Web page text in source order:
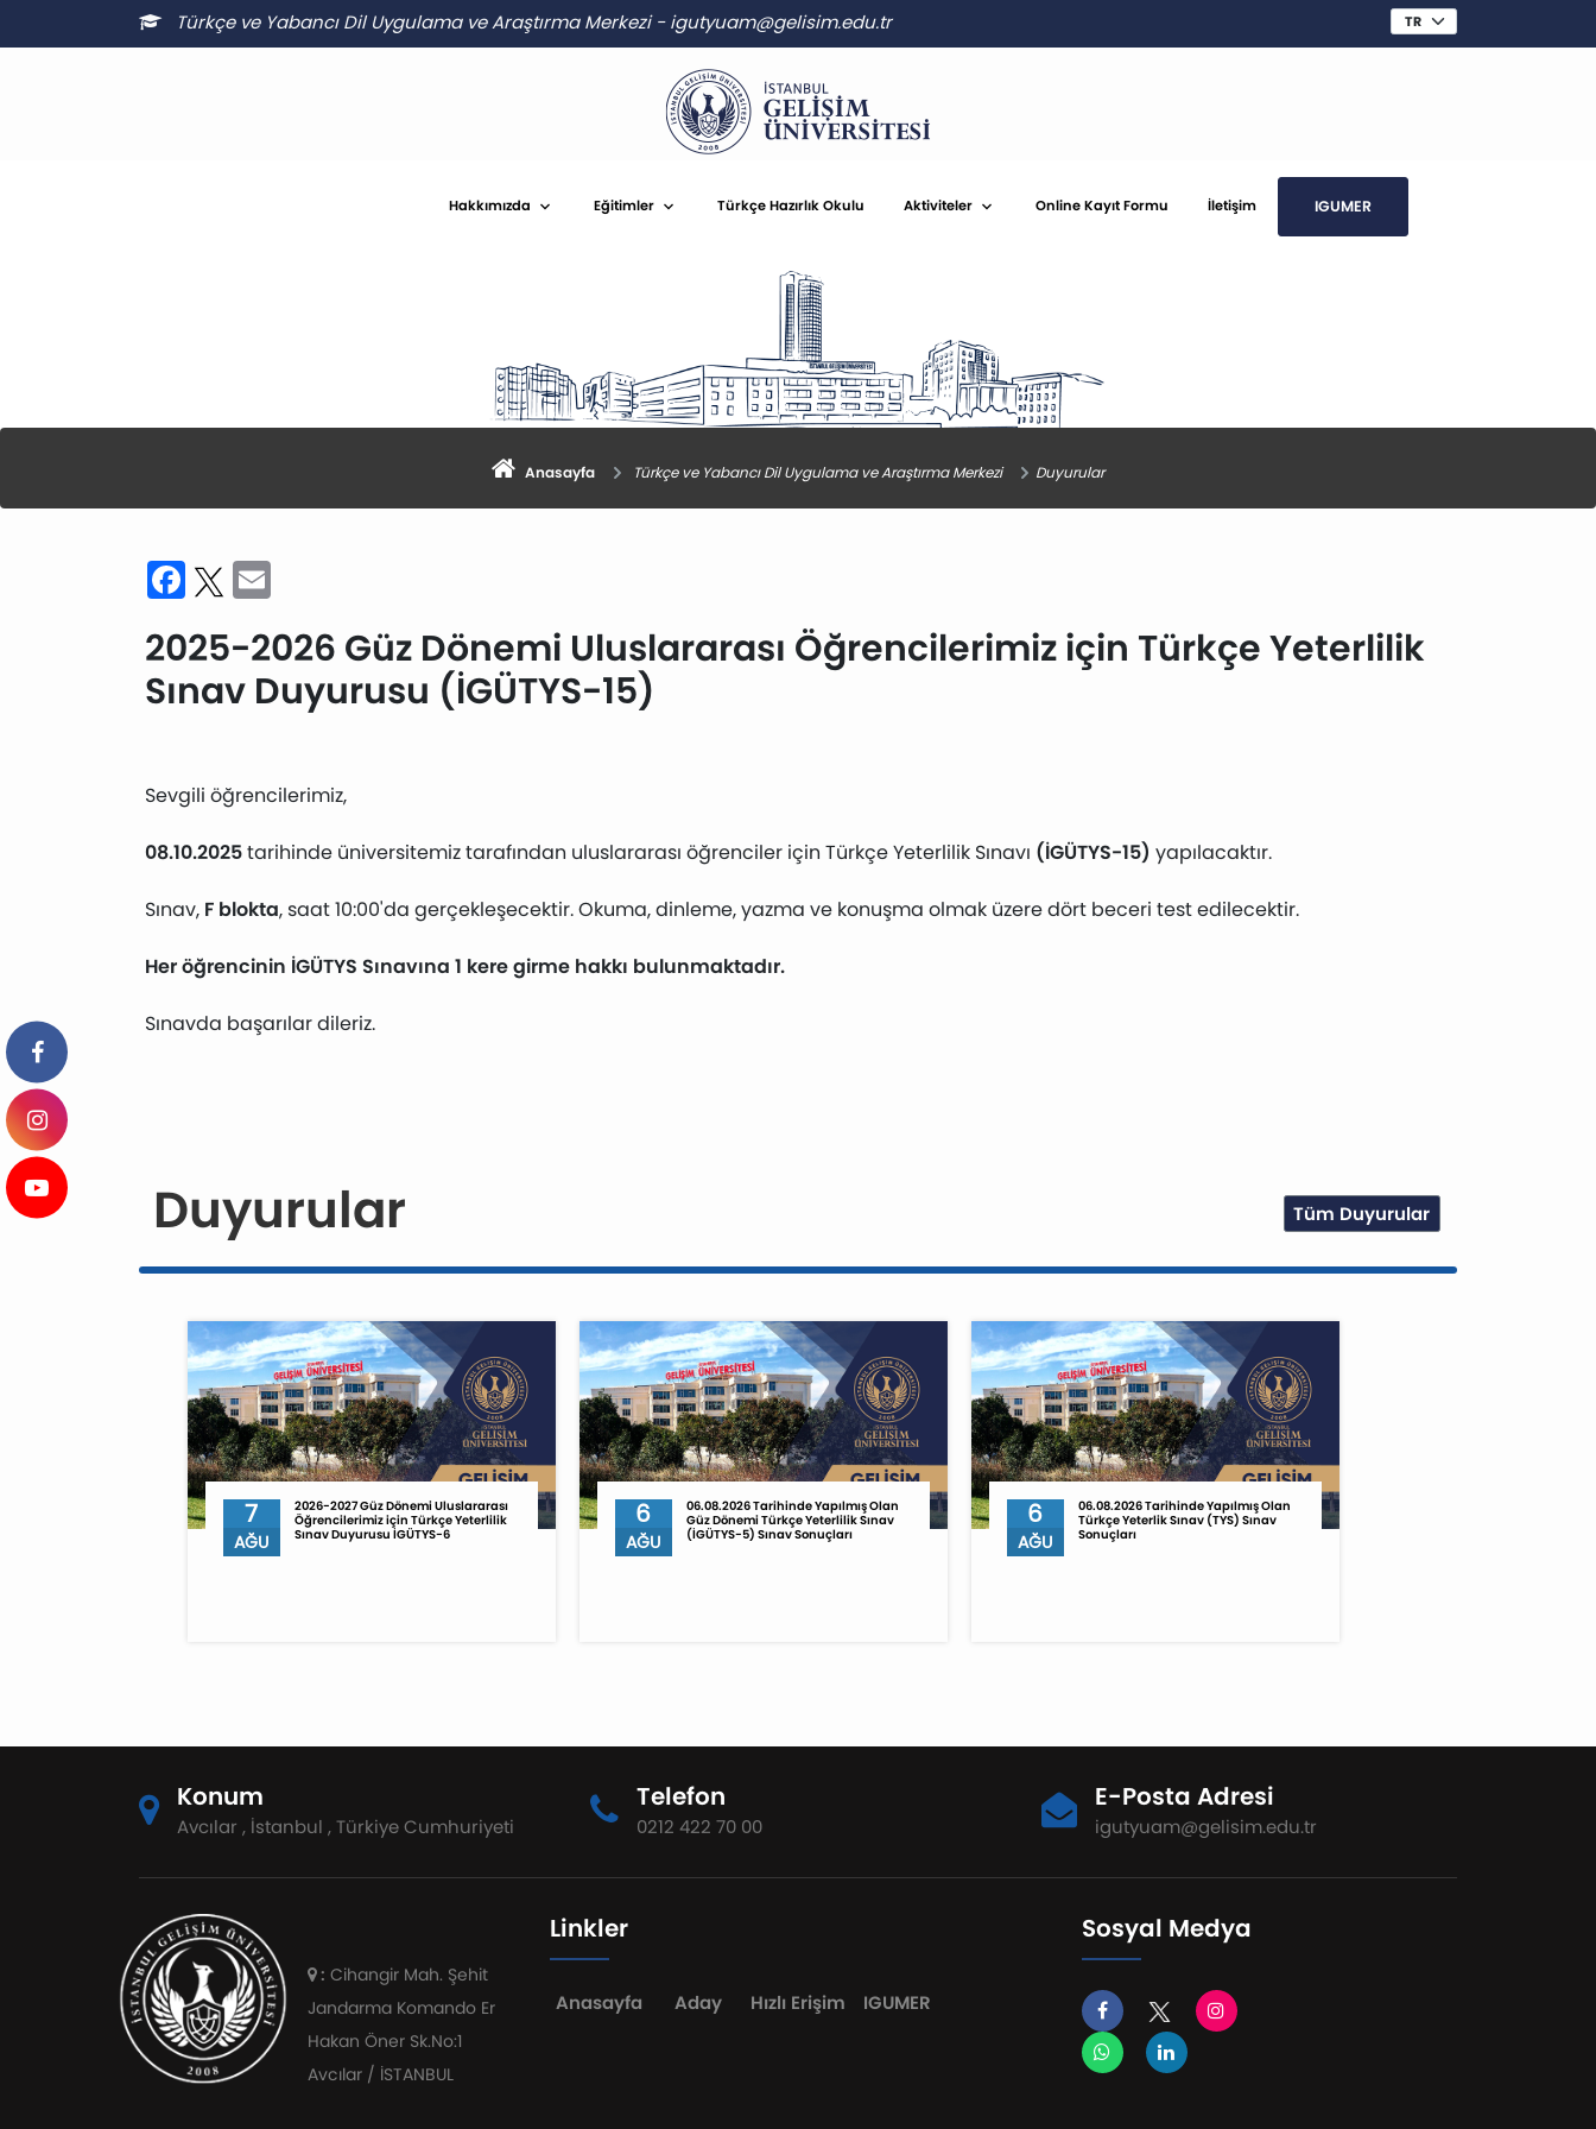
Türkçe ve Yabancı Dil Uygulama ve Araştırma Merkezi-igutyuam@gelisim.edu.tr
Hakkımızda Eğitimler Türkçe Hazırlık Okulu Aktiviteler Online Kayıt Formu İletişim IGUMER
Anasayfa Türkçe ve Yabancı Dil Uygulama ve Araştırma Merkezi Duyurular
Facebook
Twitter
2025-2026 Güz Dönemi Uluslararası Öğrencilerimiz için Türkçe Yeterlilik
Sınav Duyurusu (İGÜTYS-15)
Sevgili öğrencilerimiz,
08.10.2025tarihinde üniversitemiz tarafından uluslararası öğrenciler için Türkçe Yeterlilik Sınavı (İGÜTYS-15) yapılacaktır.
Sınav, F blokta, saat 10:00'da gerçekleşecektir. Okuma, dinleme, yazma ve konuşma olmak üzere dört beceri test edilecektir.
Her öğrencinin İGÜTYS Sınavına 1 kere girme hakkı bulunmaktadır.
Sınavda başarılar dileriz.
Duyurular Tüm Duyurular
7
AĞU
2026-2027 Güz Dönemi Uluslararası
Öğrencilerimiz için Türkçe Yeterlilik
Sınav Duyurusu İGÜTYS-6
6
AĞU
06.08.2026 Tarihinde Yapılmış Olan
Güz Dönemi Türkçe Yeterlilik Sınav
(İGÜTYS-5) Sınav Sonuçları
6
AĞU
06.08.2026 Tarihinde Yapılmış Olan
Türkçe Yeterlik Sınav (TYS) Sınav
Sonuçları
Konum
Avcılar , İstanbul , Türkiye Cumhuriyeti
Telefon
0212 422 70 00
E-Posta Adresi
igutyuam@gelisim.edu.tr
: Cihangir Mah. Şehit
Jandarma Komando Er
Hakan Öner Sk.No:1
Avcılar / İSTANBUL
Linkler
Anasayfa Aday Hızlı Erişim IGUMER
Sosyal Medya